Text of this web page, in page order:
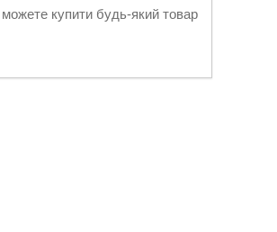
можете купити будь-який товар